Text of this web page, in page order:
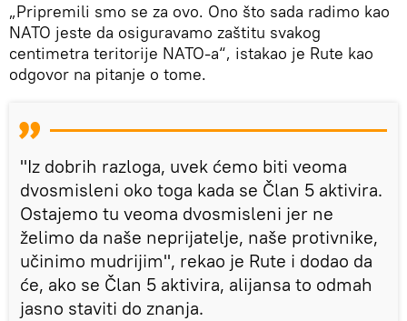
„Pripremili smo se za ovo. Ono što sada radimo kao
NATO jeste da osiguravamo zaštitu svakog
centimetra teritorije NATO-a“, istakao je Rute kao
odgovor na pitanje o tome.
"Iz dobrih razloga, uvek ćemo biti veoma
dvosmisleni oko toga kada se Član 5 aktivira.
Ostajemo tu veoma dvosmisleni jer ne
želimo da naše neprijatelje, naše protivnike,
učinimo mudrijim", rekao je Rute i dodao da
će, ako se Član 5 aktivira, alijansa to odmah
jasno staviti do znanja.